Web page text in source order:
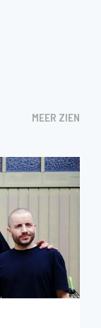
MEER ZIEN